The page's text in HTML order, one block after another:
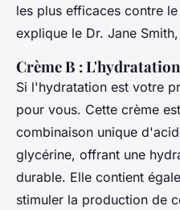
les plus efficaces contre
explique le Dr. Jane
Crème B :
Si l'hydratation est votre
pour vous. Cette crème
combinaison unique d'
glycérine, offrant une
durable. Elle contient
stimuler la production de